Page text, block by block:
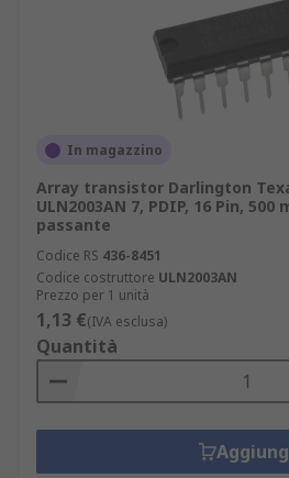
In magazzino
Array transistor Darlington
ULN2003AN 7, PDIP, 16 Pin, 500
passante
Codice RS 436-8451
Codice costruttore ULN2003AN
Prezzo per 1 unità
1,13 €(IVA esclusa)
Quantità